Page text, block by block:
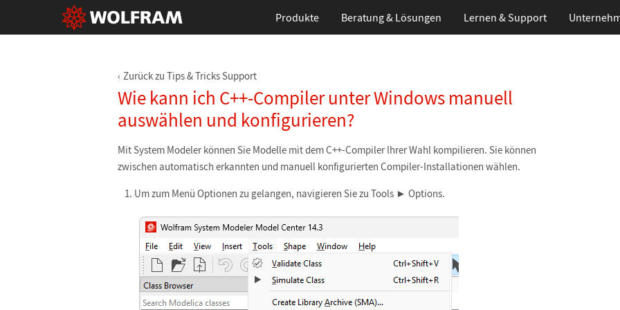
Produkte Beratung & Lösungen Lernen & Support
Zurück zu Tips & Tricks Support
Wie kann ich C++-Compiler unter Windows manuell
auswählen und konfigurieren?
Mit System Modeler können Sie Modelle mit dem C++-Compiler Ihrer Wahl kompilieren. Sie können
zwischen automatisch erkannten und manuell konfigurierten Compiler-Installationen wählen.
Um zum Menü Optionen zu gelangen, navigieren Sie zu Tools ► Options.